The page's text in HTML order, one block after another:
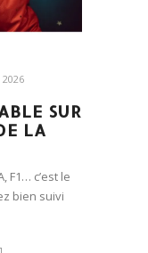
SUR
LA
F1… c’est le
bien suivi